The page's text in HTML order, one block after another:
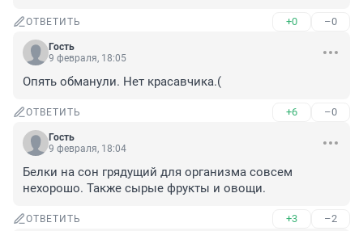
ОТВЕТИТЬ +0 –0
Гость
9 февраля, 18:05
Опять обманули. Нет красавчика.(
ОТВЕТИТЬ +6 –0
Гость
9 февраля, 18:04
Белки на сон грядущий для организма совсем
нехорошо. Также сырые фрукты и овощи.
ОТВЕТИТЬ +3 –2